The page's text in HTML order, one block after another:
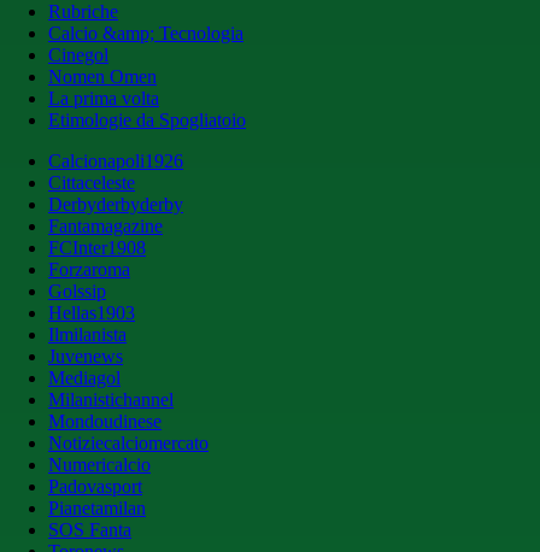
Rubriche
Calcio &amp; Tecnologia
Cinegol
Nomen Omen
La prima volta
Etimologie da Spogliatoio
Calcionapoli1926
Cittaceleste
Derbyderbyderby
Fantamagazine
FCInter1908
Forzaroma
Golssip
Hellas1903
Ilmilanista
Juvenews
Mediagol
Milanistichannel
Mondoudinese
Notiziecalciomercato
Numericalcio
Padovasport
Pianetamilan
SOS Fanta